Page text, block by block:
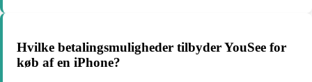
Hvilke betalingsmuligheder tilbyder YouSee for
køb af en iPhone?